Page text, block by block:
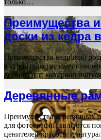
только…
Преимущества
доски из кедра
Преимущества кедровой
в строительстве имеет
делают этот материал
Деревянные
Преимущества деревянных
для фотографий являются
ценителей красоты и